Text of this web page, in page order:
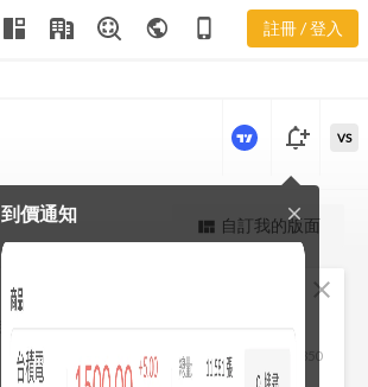
public phone_iphone 註冊 / 登入
更強大的進階價量圖表
notification_add
到價通知 close
VS
view_quilt 自訂我的版面
close
350